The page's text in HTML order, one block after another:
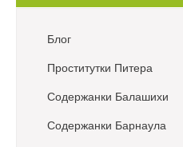
Блог
Проститутки Питера
Содержанки Балашихи
Содержанки Барнаула